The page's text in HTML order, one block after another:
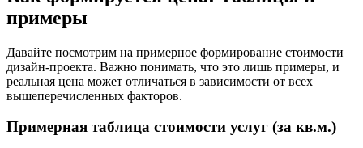
примеры
Давайте посмотрим на примерное формирование стоимости
дизайн-проекта. Важно понимать, что это лишь примеры, и
реальная цена может отличаться в зависимости от всех
вышеперечисленных факторов.
Примерная таблица стоимости услуг (за кв.м.)